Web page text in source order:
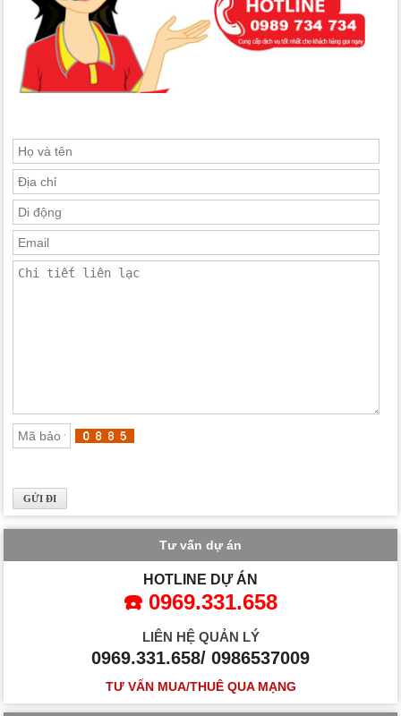
Tư vấn dự án
HOTLINE DỰ ÁN
☎️ 0969.331.658
LIÊN HỆ QUẢN LÝ
0969.331.658/ 0986537009
TƯ VẤN MUA/THUÊ QUA MẠNG